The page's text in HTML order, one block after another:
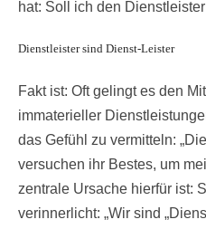
hat: Soll ich den
Dienstleister sind Dienst-Leister
Fakt ist: Oft gelingt es den
immaterieller
das Gefühl zu vermitteln:
versuchen ihr Bestes, um
zentrale Ursache hierfür ist:
verinnerlicht: „Wir sind